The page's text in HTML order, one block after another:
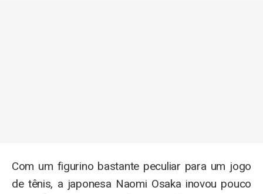
Com um figurino bastante peculiar para um jogo
de tênis, a japonesa Naomi Osaka inovou pouco